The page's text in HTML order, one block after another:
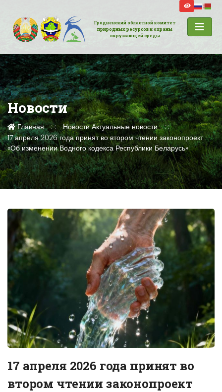
Гродненский областной комитет
природных ресурсов и охраны
окружающей среды
Новости
Главная Новости Актуальные новости
17 апреля 2026 года принят во втором чтении законопроект
«Об изменении Водного кодекса Республики Беларусь»
17 апреля 2026 года принят во
втором чтении законопроект